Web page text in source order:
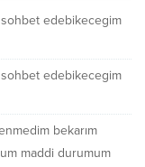
edebikecegim
edebikecegim
bekarım
maddi durumum